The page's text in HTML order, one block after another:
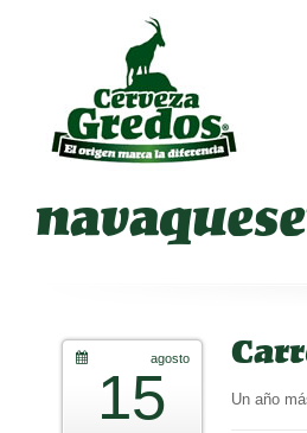
15
agosto
Un año